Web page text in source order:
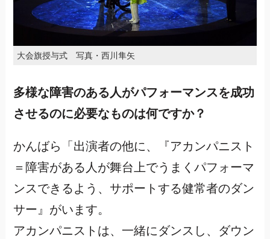
大会旗授与式 写真・西川隼矢
多様な障害のある人がパフォーマンスを成功
させるのに必要なものは何ですか？
かんばら「出演者の他に、『アカンパニスト
＝障害がある人が舞台上でうまくパフォーマ
ンスできるよう、サポートする健常者のダン
サー』がいます。
アカンパニストは、一緒にダンスし、ダウン